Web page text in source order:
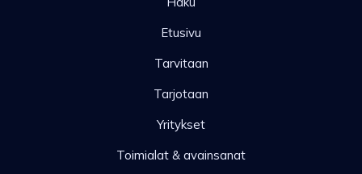
Etusivu
Tarvitaan
Tarjotaan
Yritykset
Toimialat & avainsanat